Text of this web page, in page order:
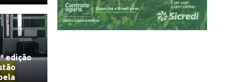
edição